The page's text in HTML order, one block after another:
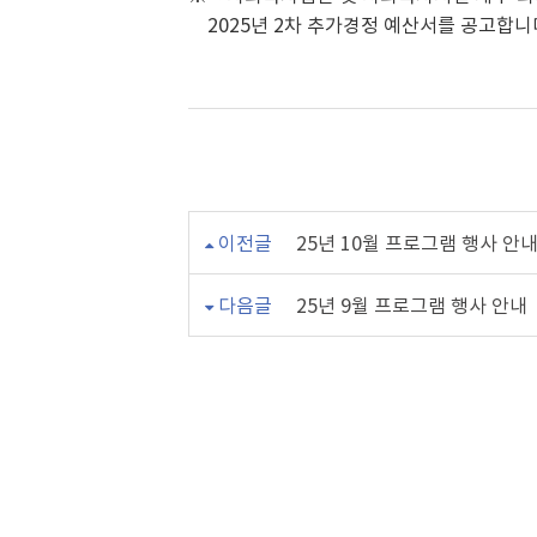
2025년 2차 추가경정 예산서를 공고합니
이전글 25년 10월 프로그램 행사 안내
다음글 25년 9월 프로그램 행사 안내